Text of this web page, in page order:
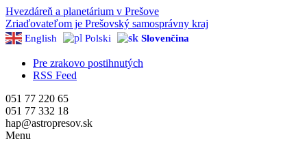
Hvezdáreň a planetárium v Prešove
Zriaďovateľom je Prešovský samosprávny kraj
English Polski Slovenčina
Pre zrakovo postihnutých
RSS Feed
051 77 220 65
051 77 332 18
hap@astropresov.sk
Menu